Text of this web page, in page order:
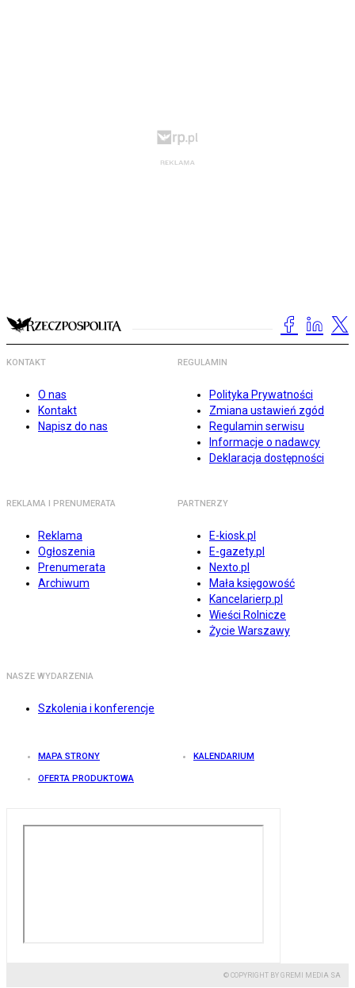
KONTAKT
O nas
Kontakt
Napisz do nas
REGULAMIN
Polityka Prywatności
Zmiana ustawień zgód
Regulamin serwisu
Informacje o nadawcy
Deklaracja dostępności
REKLAMA I PRENUMERATA
Reklama
Ogłoszenia
Prenumerata
Archiwum
PARTNERZY
E-kiosk.pl
E-gazety.pl
Nexto.pl
Mała księgowość
Kancelarierp.pl
Wieści Rolnicze
Życie Warszawy
NASZE WYDARZENIA
Szkolenia i konferencje
MAPA STRONY KALENDARIUM
OFERTA PRODUKTOWA
© COPYRIGHT BY GREMI MEDIA SA